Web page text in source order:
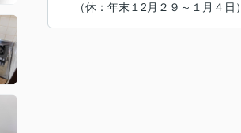
（休：年末１2月２９～１月４日）